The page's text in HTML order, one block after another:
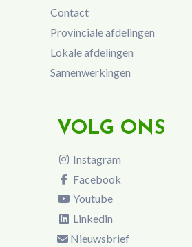
Contact
Provinciale afdelingen
Lokale afdelingen
Samenwerkingen
VOLG ONS
Instagram
Facebook
Youtube
Linkedin
Nieuwsbrief